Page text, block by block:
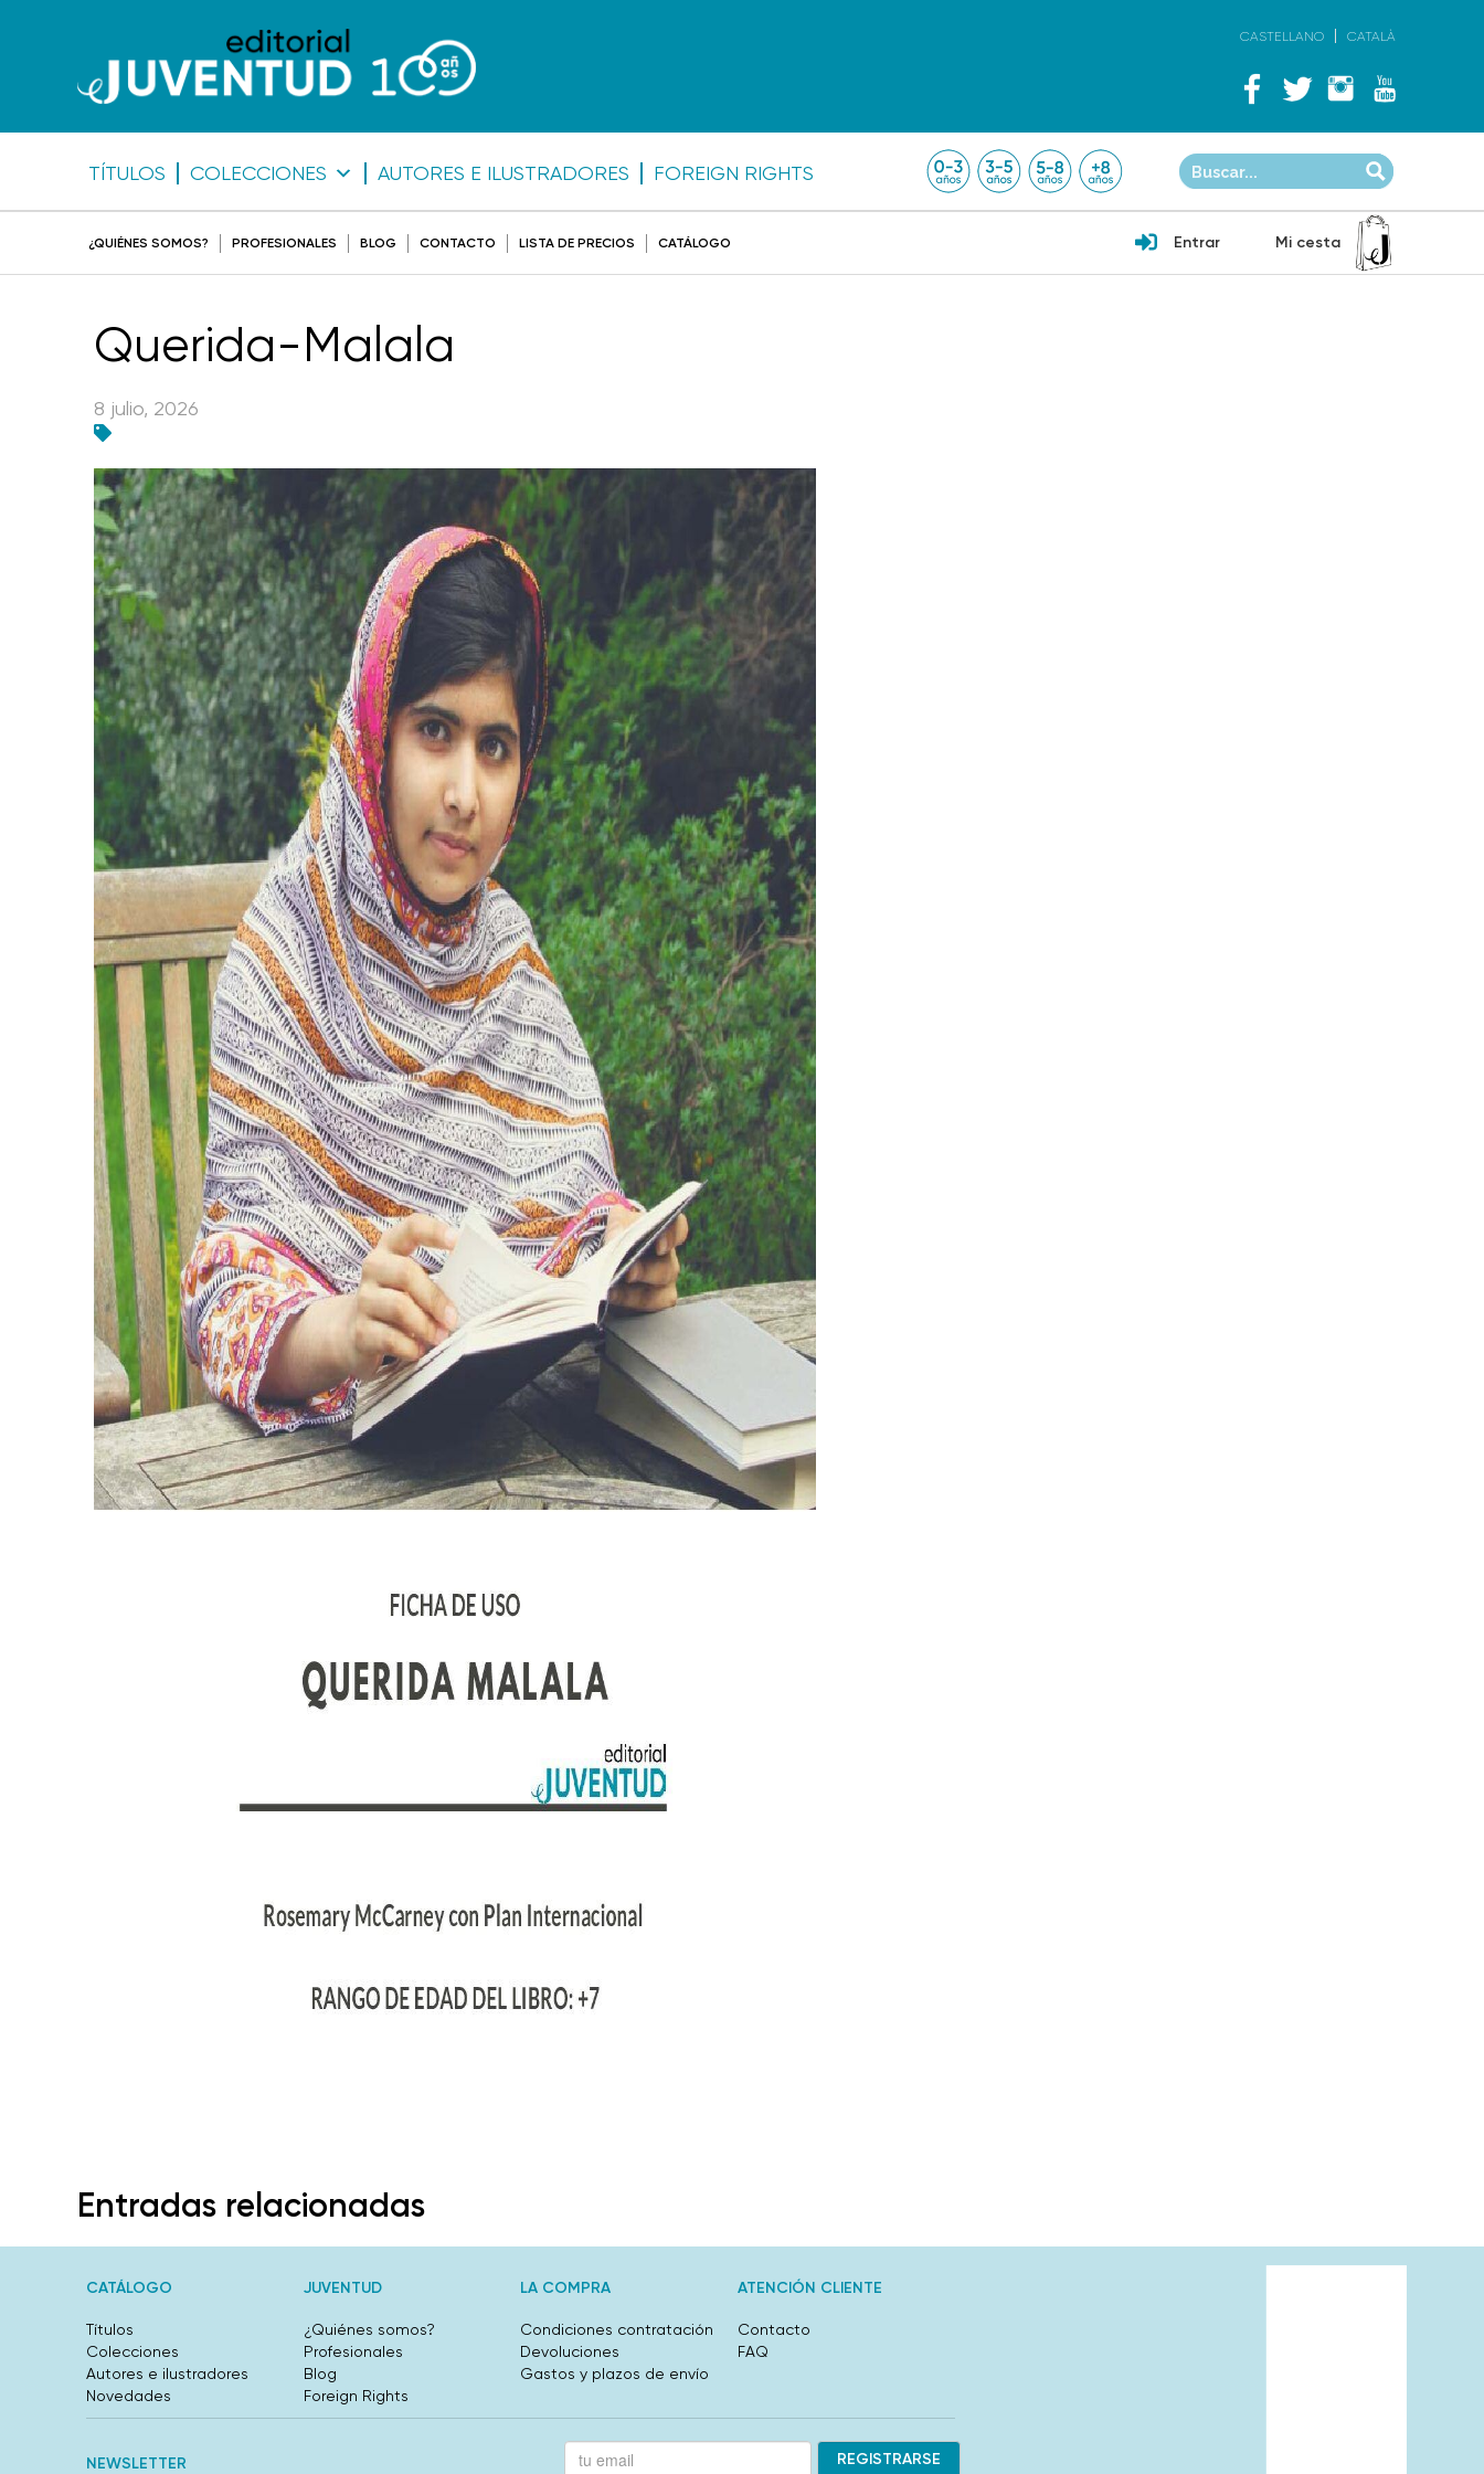
CASTELLANO CATALÀ
TÍTULOS COLECCIONES AUTORES E ILUSTRADORES FOREIGN RIGHTS
¿QUIÉNES SOMOS? PROFESIONALES BLOG CONTACTO LISTA DE PRECIOS CATÁLOGO Entrar Mi cesta
Querida-Malala
8 julio, 2026
Entradas relacionadas
CATÁLOGO
Títulos
Colecciones
Autores e ilustradores
Novedades
JUVENTUD
¿Quiénes somos?
Profesionales
Blog
Foreign Rights
LA COMPRA
Condiciones contratación
Devoluciones
Gastos y plazos de envío
ATENCIÓN CLIENTE
Contacto
FAQ
NEWSLETTER